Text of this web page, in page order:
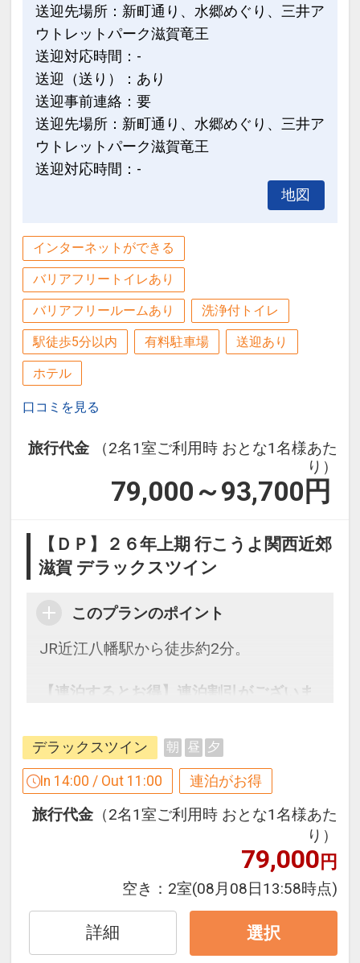
送迎先場所：新町通り、水郷めぐり、三井ア
ウトレットパーク滋賀竜王
送迎対応時間：-
送迎（送り）：あり
送迎事前連絡：要
送迎先場所：新町通り、水郷めぐり、三井ア
ウトレットパーク滋賀竜王
送迎対応時間：-
地図
インターネットができる
バリアフリートイレあり
バリアフリールームあり 洗浄付トイレ
駅徒歩5分以内 有料駐車場 送迎あり
ホテル
口コミを見る
旅行代金
（2名1室ご利用時 おとな1名様あた
り）
79,000～93,700 円
【ＤＰ】２６年上期 行こうよ関西近郊
滋賀 デラックスツイン
このプランのポイント
JR近江八幡駅から徒歩約2分。
【連泊するとお得】連泊割引がございま
連泊の場合、
1泊目より1泊につきおひとり様
円引
※割引適用後のご旅行代金は、カレンダ
「空室照会結果確認画面」でご確認くだ
※宿泊期間中すべての日において人数・
氏名・客室タイプ・食事条件・プラン同
一であることが割引適用の条件となりま
デラックスツイン 朝 昼 夕
In 14:00 / Out 11:00 連泊がお得
旅行代金 （2名1室ご利用時 おとな1名様あた
り）
79,000円
空き： 2室(08月08日13:58時点)
詳細 選択